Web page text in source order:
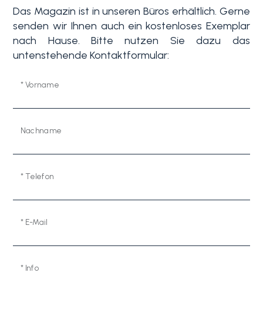
Das Magazin ist in unseren Büros erhältlich. Gerne
senden wir Ihnen auch ein kostenloses Exemplar
nach Hause. Bitte nutzen Sie dazu das
untenstehende Kontaktformular:
* Vorname
Nachname
* Telefon
* E-Mail
* Info